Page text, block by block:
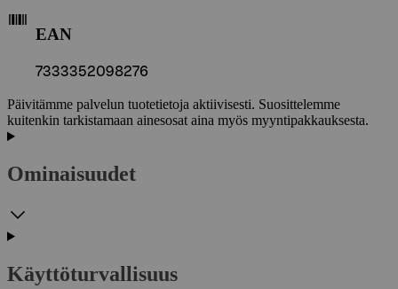
EAN
7333352098276
Päivitämme palvelun tuotetietoja aktiivisesti. Suosittelemme
kuitenkin tarkistamaan ainesosat aina myös myyntipakkauksesta.
Ominaisuudet
Käyttöturvallisuus